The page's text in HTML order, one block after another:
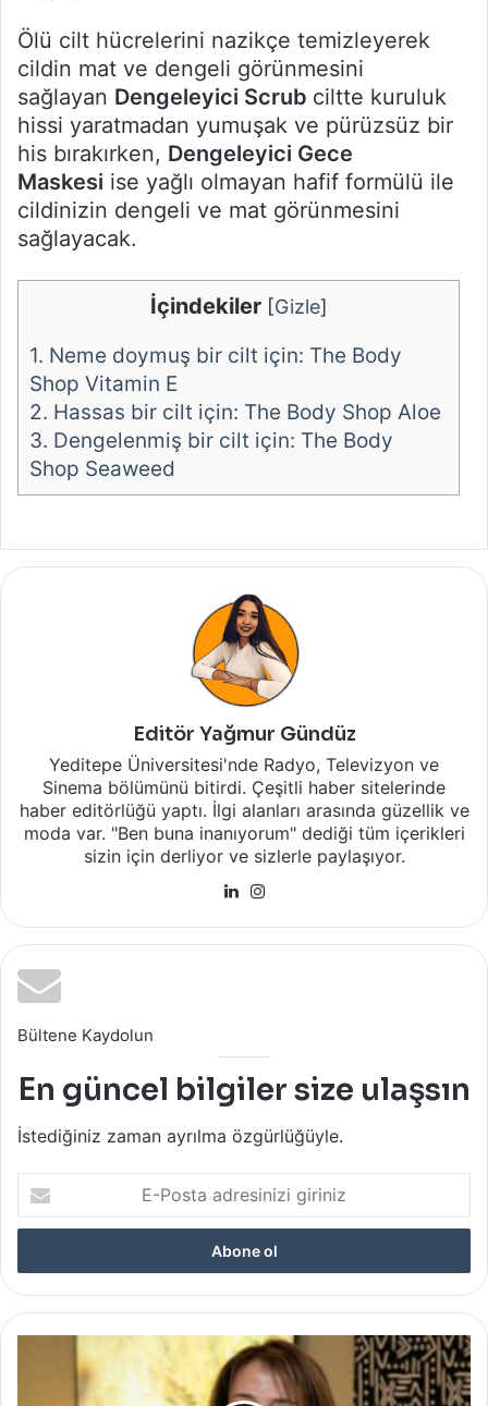
Ölü cilt hücrelerini nazikçe temizleyerek
cildin mat ve dengeli görünmesini
sağlayan Dengeleyici Scrub ciltte kuruluk
hissi yaratmadan yumuşak ve pürüzsüz bir
his bırakırken, Dengeleyici Gece
Maskesi ise yağlı olmayan hafif formülü ile
cildinizin dengeli ve mat görünmesini
sağlayacak.
İçindekiler [Gizle]
1. Neme doymuş bir cilt için: The Body
Shop Vitamin E
2. Hassas bir cilt için: The Body Shop Aloe
3. Dengelenmiş bir cilt için: The Body
Shop Seaweed
Editör Yağmur Gündüz
Yeditepe Üniversitesi'nde Radyo, Televizyon ve
Sinema bölümünü bitirdi. Çeşitli haber sitelerinde
haber editörlüğü yaptı. İlgi alanları arasında güzellik ve
moda var. "Ben buna inanıyorum" dediği tüm içerikleri
sizin için derliyor ve sizlerle paylaşıyor.
LinkedIn
Bültene Kaydolun
En güncel bilgiler size ulaşsın
İstediğiniz zaman ayrılma özgürlüğüyle.
E-
Posta
adresinizi
Adabağ